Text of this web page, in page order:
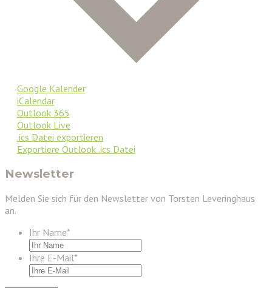
Google Kalender
iCalendar
Outlook 365
Outlook Live
.ics Datei exportieren
Exportiere Outlook .ics Datei
Newsletter
Melden Sie sich für den Newsletter von Torsten Leveringhaus
an.
Ihr Name*
Ihre E-Mail*